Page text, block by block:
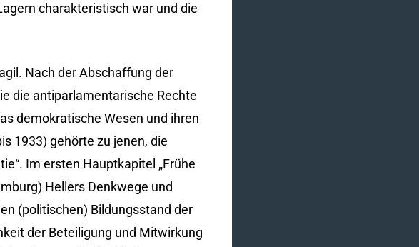
charakteristisch war und die
Nach der Abschaffung der
die antiparlamentarische Rechte
demokratische Wesen und ihren
1933) gehörte zu jenen, die
Im ersten Hauptkapitel „Frühe
Hellers Denkwege und
(politischen) Bildungsstand der
der Beteiligung und Mitwirkung